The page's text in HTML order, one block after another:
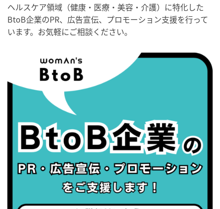
・職場の健康診断実施強化月間
・秋の睡眠の日
・がん征圧月間
・世界アルツハイマー月間
・健康増進普及月間
・歯ヂカラ探究月間
・職場の健康診断実施強化月間
・世界性の健康デー
2026/09/05(土)
・がん征圧月間
・世界アルツハイマー月間
・健康増進普及月間
・歯ヂカラ探究月間
ヘルスケア領域（健康・医療・美容・介護）に特化した
BtoB企業のPR、広告宣伝、プロモーション支援を行って
います。お気軽にご相談ください。